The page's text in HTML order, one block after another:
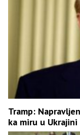
Tramp:
ka miru u Ukrajini